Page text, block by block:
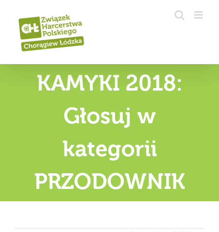
zawartości
KAMYKI 2018:
Głosuj w
kategorii
PRZODOWNIK